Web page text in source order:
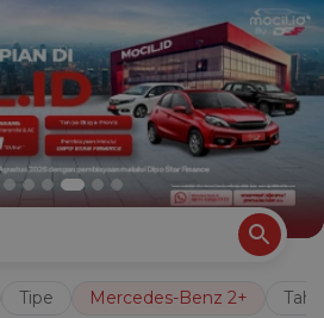
Tipe Mercedes-Benz 2+